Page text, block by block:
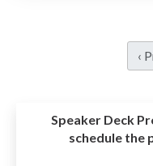
‹
Speaker Deck
schedule the